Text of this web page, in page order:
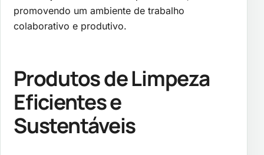
promovendo um ambiente de trabalho
colaborativo e produtivo.
Produtos de Limpeza
Eficientes e
Sustentáveis